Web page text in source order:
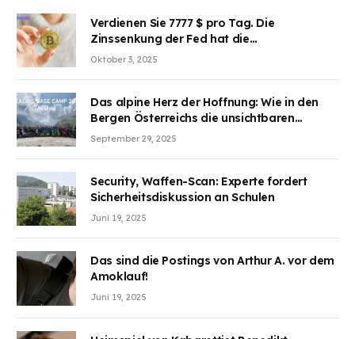
Verdienen Sie 7777 $ pro Tag. Die
Zinssenkung der Fed hat die
Aufmerksamkeit des Marktes erregt.
Oktober 3, 2025
Das alpine Herz der Hoffnung: Wie in den
Bergen Österreichs die unsichtbaren
Wunden des Kriegesheilen
September 29, 2025
Security, Waffen-Scan: Experte fordert
Sicherheitsdiskussion an Schulen
Juni 19, 2025
Das sind die Postings von Arthur A. vor dem
Amoklauf!
Juni 19, 2025